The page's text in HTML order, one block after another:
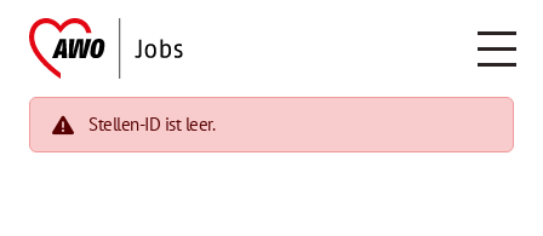
Stellen-ID ist leer.